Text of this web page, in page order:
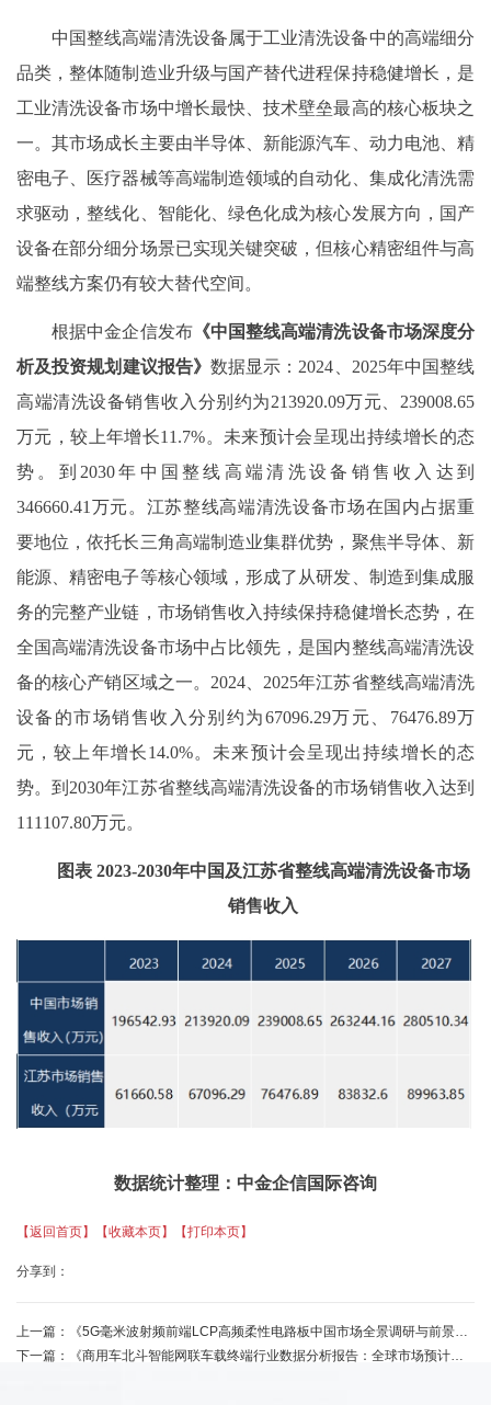
中国整线高端清洗设备属于工业清洗设备中的高端细分
品类，整体随制造业升级与国产替代进程保持稳健增长，是
工业清洗设备市场中增长最快、技术壁垒最高的核心板块之
一。其市场成长主要由半导体、新能源汽车、动力电池、精
密电子、医疗器械等高端制造领域的自动化、集成化清洗需
求驱动，整线化、智能化、绿色化成为核心发展方向，国产
设备在部分细分场景已实现关键突破，但核心精密组件与高
端整线方案仍有较大替代空间。
‌根据中金企信发布《中国整线高端清洗设备市场深度分
析及投资规划建议报告》 数据显示 ： 2024、2025年中国整线
高端清洗设备销售收入 分别 约为213920.09万元、239008.65
万元，较上年增长11.7%。未来预计会呈现出持续增长的态
势。到 2030年中国整线高端清洗设备销售收入达到
346660.41 万元。江苏整线高端清洗设备市场在国内占据重
要地位，依托长三角高端制造业集群优势，聚焦半导体、新
能源、精密电子等核心领域，形成了从研发、制造到集成服
务的完整产业链，市场销售收入持续保持稳健增长态势，在
全国高端清洗设备市场中占比领先，是国内整线高端清洗设
备的核心产销区域之一。 2024、2025年江苏省整线高端清洗
设备的市场销售收入 分别 约为67096.29万元 76476.89万
元，较上年增长14.0%。未来预计会呈现出持续增长的态
势。到 2030年江苏省整线高端清洗设备的市场销售收入达到
111107.80万元。
图表 2023-2030年中国及江苏省整线高端清洗设备市场
销售收入
数据统计整理：中金企信国际咨询
【返回首页】 【收藏本页】 【打印本页】
分享到：
上一篇：
《5G毫米波射频前端LCP高频柔性电路板中国市场全景调研与前景展望》
下一篇：
《商用车北斗智能网联车载终端行业数据分析报告：全球市场预计达179亿元》